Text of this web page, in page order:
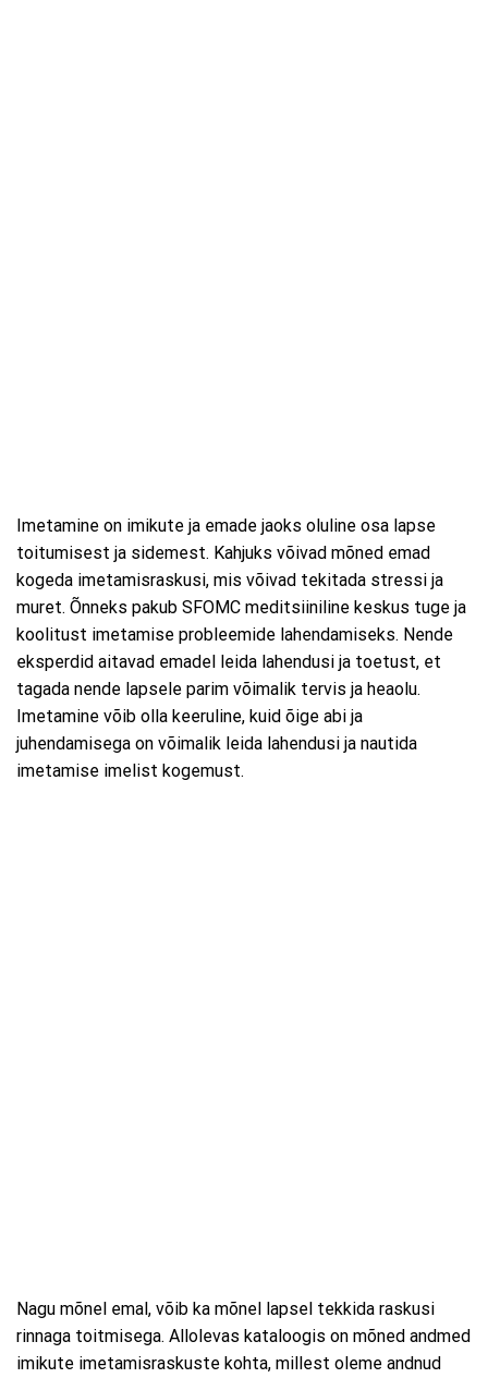
Imetamine on imikute ja emade jaoks oluline osa lapse
toitumisest ja sidemest. Kahjuks võivad mõned emad
kogeda imetamisraskusi, mis võivad tekitada stressi ja
muret. Õnneks pakub SFOMC meditsiiniline keskus tuge ja
koolitust imetamise probleemide lahendamiseks. Nende
eksperdid aitavad emadel leida lahendusi ja toetust, et
tagada nende lapsele parim võimalik tervis ja heaolu.
Imetamine võib olla keeruline, kuid õige abi ja
juhendamisega on võimalik leida lahendusi ja nautida
imetamise imelist kogemust.
Nagu mõnel emal, võib ka mõnel lapsel tekkida raskusi
rinnaga toitmisega. Allolevas kataloogis on mõned andmed
imikute imetamisraskuste kohta, millest oleme andnud